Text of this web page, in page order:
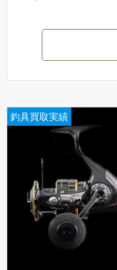
釣具買取実績